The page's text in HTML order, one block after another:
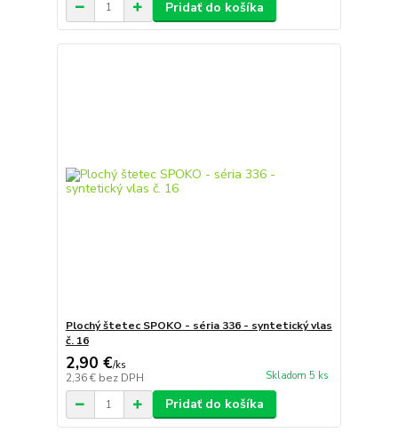
Pridať do košíka
Plochý štetec SPOKO - séria 336 - syntetický vlas
č. 16
2,90 €/ks
2,36 € bez DPH Skladom 5 ks
Pridať do košíka